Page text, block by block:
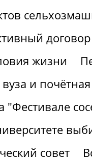
договор
жизни
и
"Фестивале
совет